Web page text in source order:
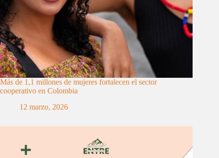
Más de 1,1 millones de mujeres fortalecen el sector
cooperativo en Colombia
12 marzo, 2026